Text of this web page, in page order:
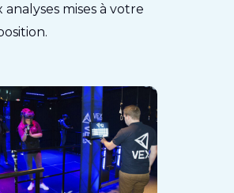
analyses mises à votre